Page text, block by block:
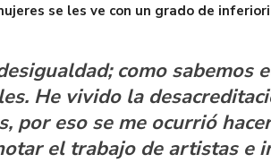
se les ve con un grado de
como sabemos
He vivido la
por eso se me ocurrió
el trabajo de artistas e